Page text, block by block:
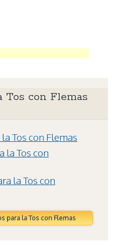
Tos con Flemas
Tos con Flemas
la Tos con
la Tos con
para la Tos con Flemas